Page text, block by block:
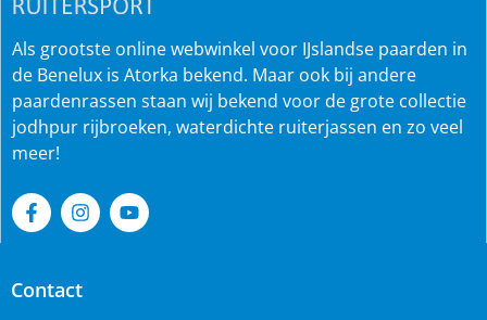
Als grootste online webwinkel voor IJslandse paarden in
de Benelux is Atorka bekend. Maar ook bij andere
paardenrassen staan wij bekend voor de grote collectie
jodhpur rijbroeken, waterdichte ruiterjassen en zo veel
meer!
Contact